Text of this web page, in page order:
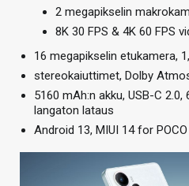
2 megapikselin
8K 30 FPS & 4K 60 FPS
16 megapikselin etukamera,
stereokaiuttimet, Dolby
5160 mAh:n akku, USB-C
langaton lataus
Android 13, MIUI 14 for POCO